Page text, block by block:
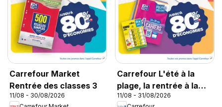
Carrefour Market
Rentrée des classes 3
11/08 - 30/08/2026
Carrefour L'été à la
plage, la rentrée à la
page
11/08 - 31/08/2026